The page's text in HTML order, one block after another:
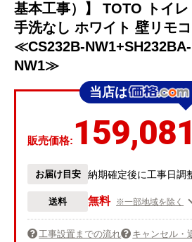
基本工事）】 TOTO トイ
手洗なし ホワイト 壁リモ
≪CS232B-
NW1≫
当店は
販売価格: 159,081
お届け目安 納期確定後に工事日調
送料 無料 ※一部地域を除く
工事設置までの流れ キャンセル・